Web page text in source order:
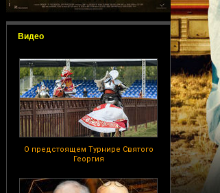
Видео
О предстоящем Турнире Святого
Георгия